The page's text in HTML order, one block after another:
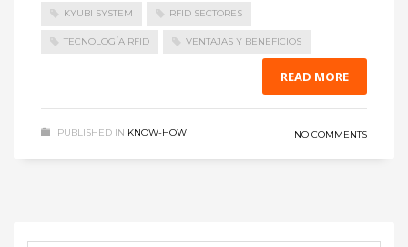
KYUBI SYSTEM RFID SECTORES
TECNOLOGÍA RFID VENTAJAS Y BENEFICIOS
READ MORE
PUBLISHED IN KNOW-HOW NO COMMENTS